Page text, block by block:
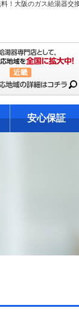
近畿
安心保証